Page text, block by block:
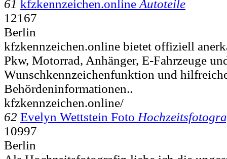
61 kfzkennzeichen.online Autoteile
12167
Berlin
kfzkennzeichen.online bietet offiziell
Pkw, Motorrad, Anhänger, E-Fahrzeuge
Wunschkennzeichenfunktion und
Behördeninformationen..
kfzkennzeichen.online/
62 Evelyn Wettstein Foto
10997
Berlin